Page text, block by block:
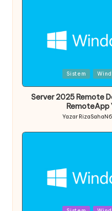
Sistem
Server 2025 Remote
RemoteApp
Yazar